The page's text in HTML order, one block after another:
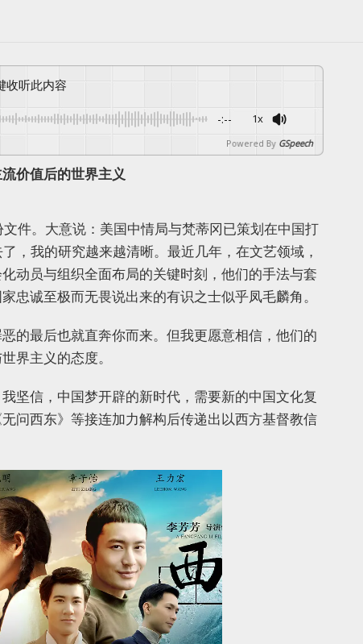
收听此内容
-:-- 1x
Powered By GSpeech
价值后的世界主义
件。大意说：美国中情局与梵蒂冈已策划在中国打
，我的研究越来越清晰。最近几年，在文艺领域，
动员与组织全面布局的关键时刻，他们的手法与套
忠诚至极而无畏说出来的有识之士似乎凤毛麟角。
的最后也就直奔你而来。但我更愿意相信，他们的
界主义的态度。
坚信，中国梦开辟的新时代，需要新的中国文化复
问西东》等接连加力解构后传递出以西方基督教信